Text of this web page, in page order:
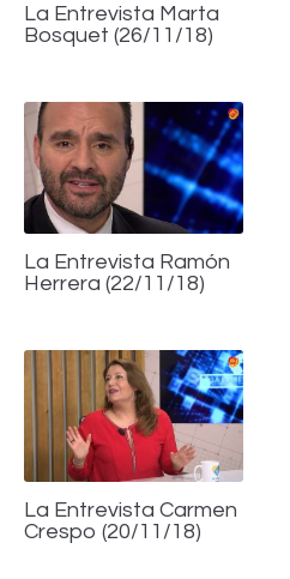
La Entrevista Marta
Bosquet (26/11/18)
La Entrevista Ramón
Herrera (22/11/18)
La Entrevista Carmen
Crespo (20/11/18)